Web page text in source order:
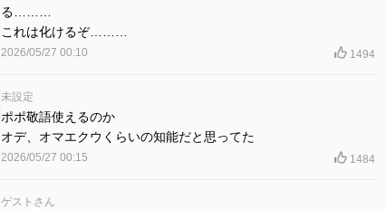
る………
これは化けるぞ………
2026/05/27 00:10 1494
未設定
ポポ敬語使えるのか
オデ、オマエクウくらいの知能だと思ってた
2026/05/27 00:15 1484
ゲストさん